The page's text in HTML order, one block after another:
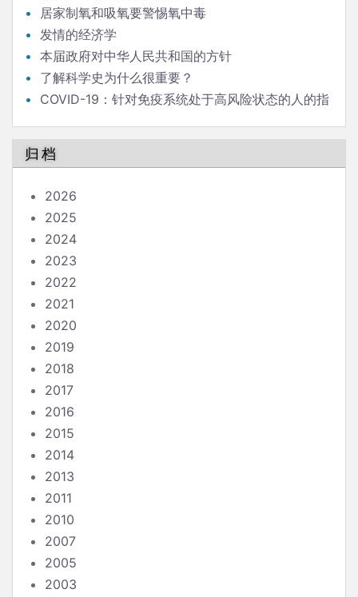
居家制氧和吸氧要警惕氧中毒
发情的经济学
本届政府对中华人民共和国的方针
了解科学史为什么很重要？
COVID-19：针对免疫系统处于高风险状态的人的指
归档
2026
2025
2024
2023
2022
2021
2020
2019
2018
2017
2016
2015
2014
2013
2011
2010
2007
2005
2003